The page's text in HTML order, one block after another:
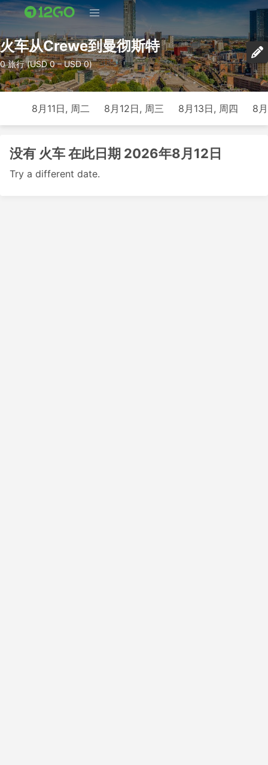
火车从Crewe到曼彻斯特
0 旅行 (USD 0 – USD 0)
8月11日, 周二 8月12日, 周三 8月13日, 周四 8
没有 火车 在此日期 2026年8月12日
Try a different date.